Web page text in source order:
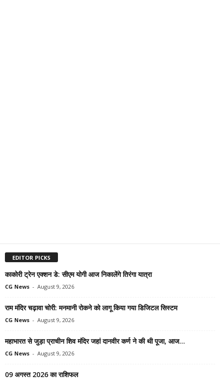
EDITOR PICKS
काकोरी ट्रेन एक्शन डे: सीएम योगी आज निकालेंगे तिरंगा यात्रा
CG News - August 9, 2026
राम मंदिर चढ़ावा चोरी: मनमानी रोकने को लागू किया गया डिजिटल सिस्टम
CG News - August 9, 2026
महाभारत से जुड़ा प्राचीन शिव मंदिर जहां दानवीर कर्ण ने की थी पूजा, आज...
CG News - August 9, 2026
09 अगस्त 2026 का राशिफल